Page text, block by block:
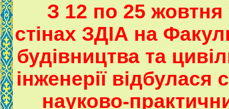
З 12 по 25 жовтня
стінах ЗДІА на
будівництва та
інженерії відбулася
науково-